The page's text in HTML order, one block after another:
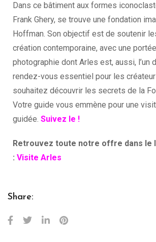
Dans ce bâtiment aux formes
Frank Ghery, se trouve une fondation
Hoffman. Son objectif est de soutenir
création contemporaine, avec une
photographie dont Arles est, aussi, l’un
rendez-vous essentiel pour les
souhaitez découvrir les secrets de la
Votre guide vous emmène pour une
guidée. Suivez le !
Retrouvez toute notre offre dans le
: Visite Arles
Share: